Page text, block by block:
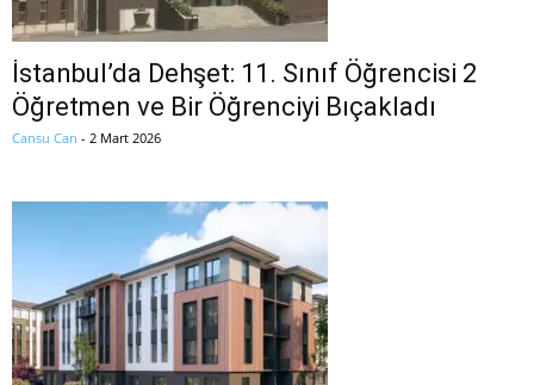
İstanbul’da Dehşet: 11. Sınıf Öğrencisi 2
Öğretmen ve Bir Öğrenciyi Bıçakladı
Cansu Can - 2 Mart 2026